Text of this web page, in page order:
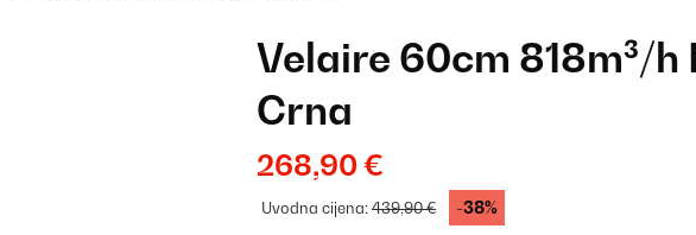
Velaire 60cm 818m³/
Crna
268,90 €
Uvodna cijena:439,90 € -38%